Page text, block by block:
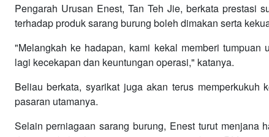
Pengarah Urusan Enest, Tan Teh Jie, berkata prestasi
terhadap produk sarang burung boleh dimakan serta
"Melangkah ke hadapan, kami kekal memberi tumpuan
lagi kecekapan dan keuntungan operasi," katanya.
Beliau berkata, syarikat juga akan terus
pasaran utamanya.
Selain perniagaan sarang burung, Enest turut menjana